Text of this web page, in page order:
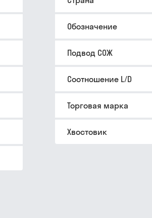
Обозначение
Подвод СОЖ
Соотношение L/D
Торговая марка
Хвостовик